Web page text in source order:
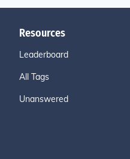
Resources
Leaderboard
All Tags
Unanswered